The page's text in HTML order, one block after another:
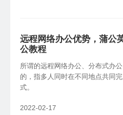
远程网络办公优势，蒲公
公教程
所谓的远程网络办公、分布式办
的，指多人同时在不同地点共同
式。
2022-02-17